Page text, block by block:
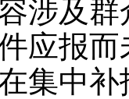
涉及
应报而
集中补